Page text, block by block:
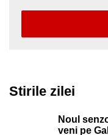
Stirile zilei
Noul
veni pe